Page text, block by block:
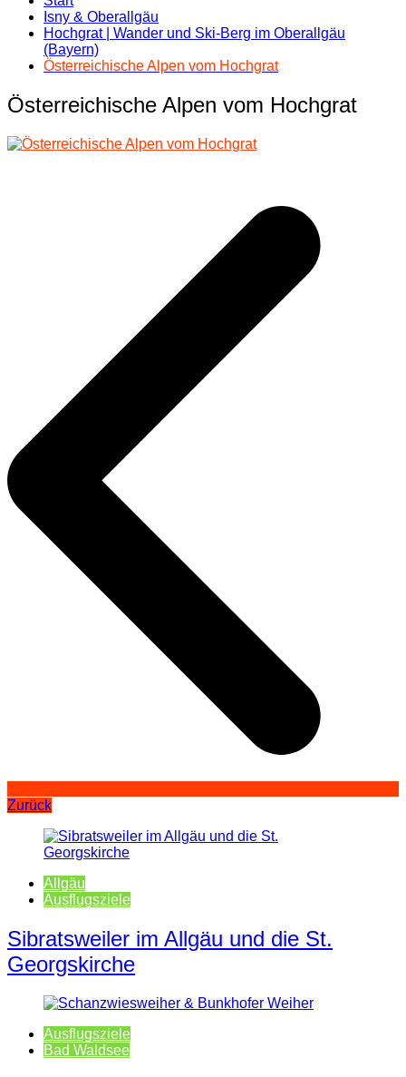
Isny & Oberallgäu
Hochgrat | Wander und Ski-Berg im Oberallgäu
(Bayern)
Österreichische Alpen vom Hochgrat
Österreichische Alpen vom Hochgrat
Zurück
Allgäu
Ausflugsziele
Sibratsweiler im Allgäu und die St.
Georgskirche
Ausflugsziele
Bad Waldsee